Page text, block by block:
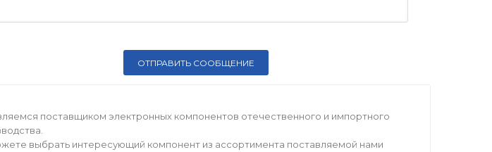
поставщиком электронных компонентов отечественного и импортного
выбрать интересующий компонент из ассортимента поставляемой нами